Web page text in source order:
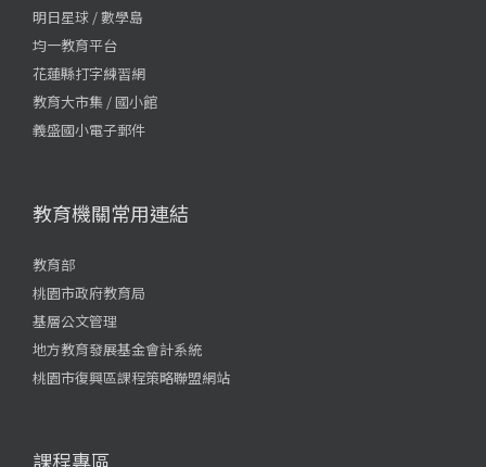
明日星球 / 數學島
均一教育平台
花蓮縣打字練習網
教育大市集 / 國小館
義盛國小電子郵件
教育機關常用連結
教育部
桃園市政府教育局
基層公文管理
地方教育發展基金會計系統
桃園市復興區課程策略聯盟網站
課程專區